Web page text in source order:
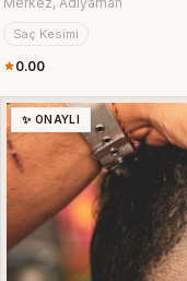
Saç Kesimi
0.00
✨ ONAYLI